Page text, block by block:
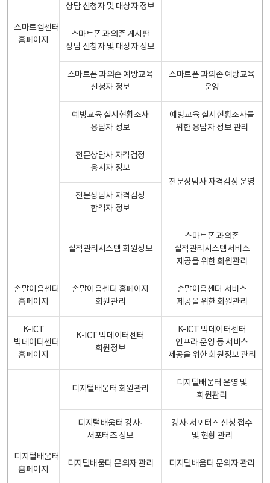
스마트쉼센터
홈페이지
상담 신청자 및 대상자 정보
스마트폰 과의존 게시판
상담 신청자 및 대상자 정보
스마트폰 과의존 예방교육
신청자 정보
스마트폰 과의존 예방교육
운영
예방교육 실시현황조사
응답자 정보
예방교육 실시현황조사를
위한 응답자 정보 관리
전문상담사 자격검정
응시자 정보
전문상담사 자격검정 운영
전문상담사 자격검정
합격자 정보
실적관리시스템 회원정보
스마트폰 과의존
실적관리시스템서비스
제공을 위한 회원관리
손말이음센터
홈페이지
손말이음센터 홈페이지
회원관리
손말이음센터 서비스
제공을 위한 회원관리
K-ICT
빅데이터센터
홈페이지
K-ICT 빅데이터센터
회원정보
K-ICT 빅데이터센터
인프라 운영 등 서비스
제공을 위한 회원정보 관리
디지털배움터
홈페이지
디지털배움터 회원관리
디지털배움터 운영 및
회원관리
디지털배움터 강사·
서포터즈 정보
강사·서포터즈 신청 접수
및 현황 관리
디지털배움터 문의자 관리 디지털배움터 문의자 관리